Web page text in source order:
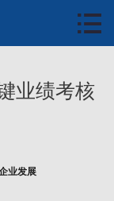
知识中心

业绩考核
业发展